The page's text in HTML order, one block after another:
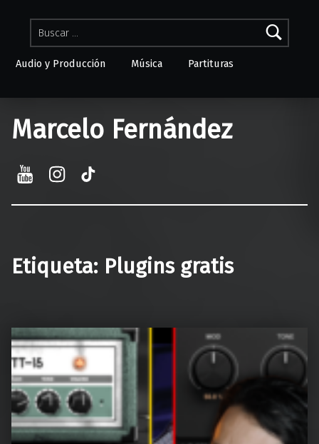
Buscar:
Audio y Producción Música Partituras
Marcelo Fernández
YouTube
Etiqueta: Plugins gratis